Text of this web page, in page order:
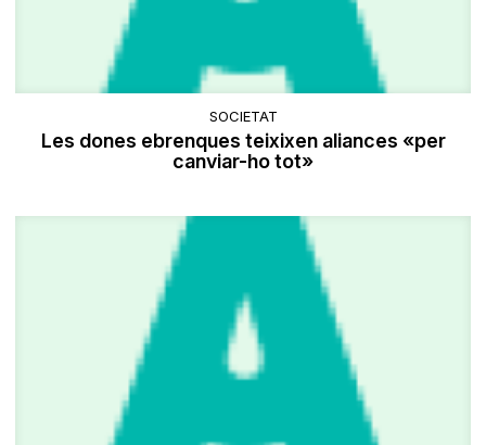
SOCIETAT
Les dones ebrenques teixixen aliances «per
canviar-ho tot»